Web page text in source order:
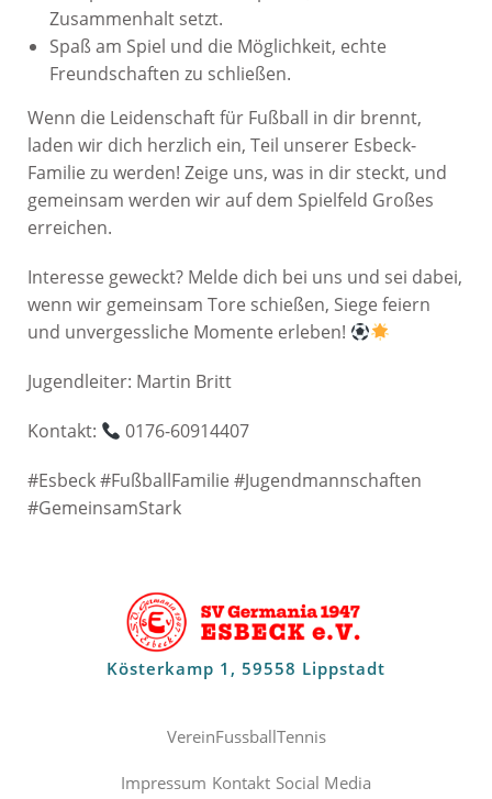
Zusammenhalt setzt.
Spaß am Spiel und die Möglichkeit, echte
Freundschaften zu schließen.
Wenn die Leidenschaft für Fußball in dir brennt,
laden wir dich herzlich ein, Teil unserer Esbeck-
Familie zu werden! Zeige uns, was in dir steckt, und
gemeinsam werden wir auf dem Spielfeld Großes
erreichen.
Interesse geweckt? Melde dich bei uns und sei dabei,
wenn wir gemeinsam Tore schießen, Siege feiern
und unvergessliche Momente erleben!
Jugendleiter: Martin Britt
Kontakt: 0176-60914407
#Esbeck #FußballFamilie #Jugendmannschaften
#GemeinsamStark
Kösterkamp 1, 59558 Lippstadt
VereinFussballTennis
Impressum Kontakt Social Media